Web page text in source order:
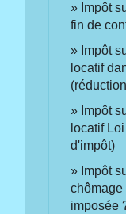
Impôt
fin de
Impôt
locatif
Impôt
locatif
d'impôt)
Impôt
chômage
imposée